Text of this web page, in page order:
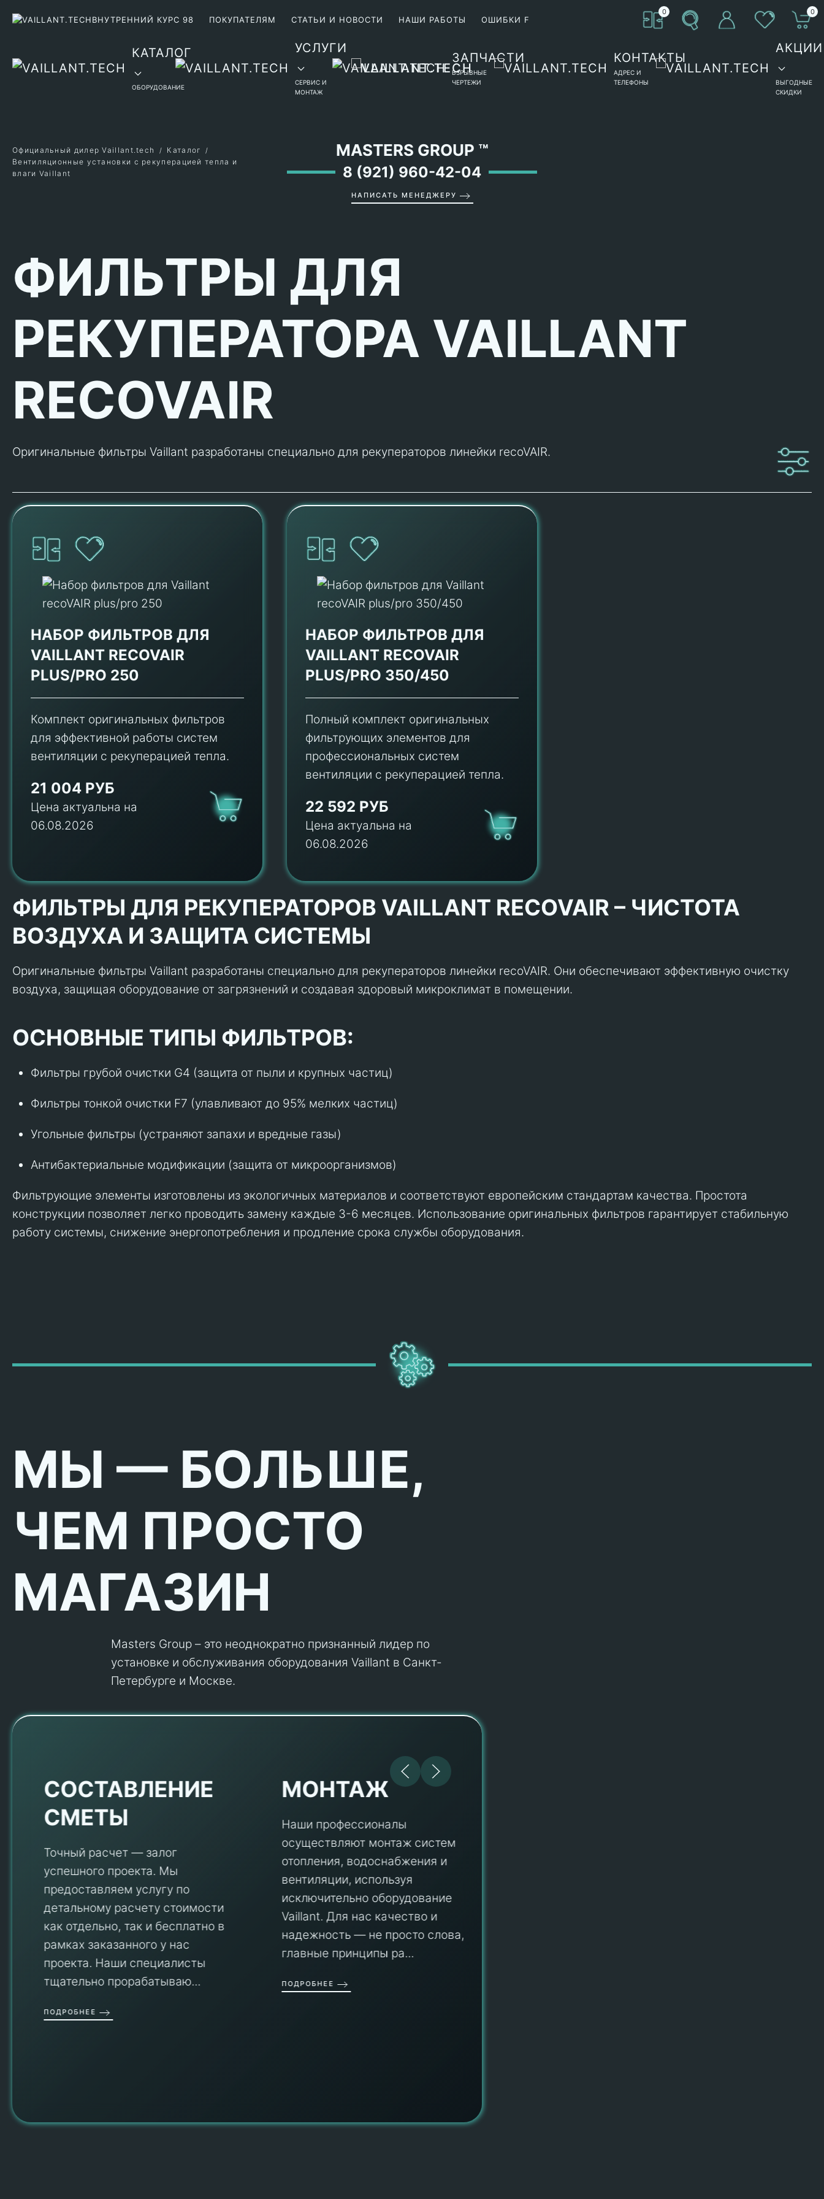
ВНУТРЕННИЙ КУРС 98 ПОКУПАТЕЛЯМ СТАТЬИ И НОВОСТИ НАШИ РАБОТЫ ОШИБКИ F
0 0
КАТАЛОГ
ОБОРУДОВАНИЕ
УСЛУГИ
СЕРВИС И
МОНТАЖ
ЗАПЧАСТИ
ВЗРЫВНЫЕ
ЧЕРТЕЖИ
КОНТАКТЫ
АДРЕС И
ТЕЛЕФОНЫ
АКЦИИ
ВЫГОДНЫЕ
СКИДКИ
MASTERS GROUP ™
8 (921) 960-42-04
НАПИСАТЬ МЕНЕДЖЕРУ
Официальный дилер Vaillant.tech
Каталог
Вентиляционные установки с рекуперацией тепла и
влаги Vaillant
ФИЛЬТРЫ ДЛЯ
РЕКУПЕРАТОРА VAILLANT
RECOVAIR
Оригинальные фильтры Vaillant разработаны специально для рекуператоров линейки recoVAIR.
НАБОР ФИЛЬТРОВ ДЛЯ
VAILLANT RECOVAIR
PLUS/PRO 250
Комплект оригинальных фильтров
для эффективной работы систем
вентиляции с рекуперацией тепла.
21 004 РУБ
Цена актуальна на
06.08.2026
НАБОР ФИЛЬТРОВ ДЛЯ
VAILLANT RECOVAIR
PLUS/PRO 350/450
Полный комплект оригинальных
фильтрующих элементов для
профессиональных систем
вентиляции с рекуперацией тепла.
22 592 РУБ
Цена актуальна на
06.08.2026
ФИЛЬТРЫ ДЛЯ РЕКУПЕРАТОРОВ VAILLANT RECOVAIR – ЧИСТОТА
ВОЗДУХА И ЗАЩИТА СИСТЕМЫ
Оригинальные фильтры Vaillant разработаны специально для рекуператоров линейки recoVAIR. Они обеспечивают эффективную очистку
воздуха, защищая оборудование от загрязнений и создавая здоровый микроклимат в помещении.
ОСНОВНЫЕ ТИПЫ ФИЛЬТРОВ:
Фильтры грубой очистки G4 (защита от пыли и крупных частиц)
Фильтры тонкой очистки F7 (улавливают до 95% мелких частиц)
Угольные фильтры (устраняют запахи и вредные газы)
Антибактериальные модификации (защита от микроорганизмов)
Фильтрующие элементы изготовлены из экологичных материалов и соответствуют европейским стандартам качества. Простота
конструкции позволяет легко проводить замену каждые 3-6 месяцев. Использование оригинальных фильтров гарантирует стабильную
работу системы, снижение энергопотребления и продление срока службы оборудования.
МЫ — БОЛЬШЕ,
ЧЕМ ПРОСТО
МАГАЗИН
Masters Group – это неоднократно признанный лидер по
установке и обслуживания оборудования Vaillant в Санкт-
Петербурге и Москве.
СОСТАВЛЕНИЕ
СМЕТЫ
Точный расчет — залог
успешного проекта. Мы
предоставляем услугу по
детальному расчету стоимости
как отдельно, так и бесплатно в
рамках заказанного у нас
проекта. Наши специалисты
тщательно прорабатываю...
ПОДРОБНЕЕ
МОНТАЖ
Наши профессионалы
осуществляют монтаж систем
отопления, водоснабжения и
вентиляции, используя
исключительно оборудование
Vaillant. Для нас качество и
надежность — не просто слова, а
главные принципы ра...
ПОДРОБНЕЕ